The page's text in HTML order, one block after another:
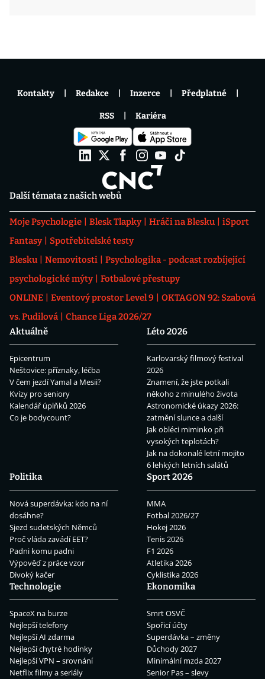
Další témata z našich webů
Moje Psychologie Blesk Tlapky Hráči na Blesku
iSport
Fantasy
Spotřebitelské testy
Blesku
Nemovitosti
Psychologika - podcast rozbíjející
psychologické mýty
Fotbalové přestupy
ONLINE
Eventový prostor Level 9
OKTAGON 92: Szabová
vs. Pudilová
Chance Liga 2026/27
Aktuálně
Epicentrum
Neštovice: příznaky, léčba
V čem jezdí Yamal a Mesii?
Kvízy pro seniory
Kalendář úplňků 2026
Co je bodycount?
Léto 2026
Karlovarský filmový festival
2026
Znamení, že jste potkali
někoho z minulého života
Astronomické úkazy 2026:
zatmění slunce a další
Jak obléci miminko při
vysokých teplotách?
Jak na dokonalé letní mojito
6 lehkých letních salátů
Politika
Nová superdávka: kdo na ní
dosáhne?
Sjezd sudetských Němců
Proč vláda zavádí EET?
Padni komu padni
Výpověď z práce vzor
Divoký kačer
Sport 2026
MMA
Fotbal 2026/27
Hokej 2026
Tenis 2026
F1 2026
Atletika 2026
Cyklistika 2026
Technologie
SpaceX na burze
Nejlepší telefony
Nejlepší AI zdarma
Nejlepší chytré hodinky
Nejlepší VPN – srovnání
Netflix filmy a seriály
Ekonomika
Smrt OSVČ
Spořicí účty
Superdávka – změny
Důchody 2027
Minimální mzda 2027
Senior Pas – slevy
Kontakty Redakce Inzerce Předplatné
RSS Kariéra